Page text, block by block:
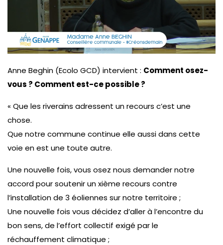
Anne Beghin (Ecolo GCD) intervient : Comment osez-
vous ? Comment est-ce possible ?
« Que les riverains adressent un recours c’est une
chose.
Que notre commune continue elle aussi dans cette
voie en est une toute autre.
Une nouvelle fois, vous osez nous demander notre
accord pour soutenir un xième recours contre
l’installation de 3 éoliennes sur notre territoire ;
Une nouvelle fois vous décidez d’aller à l’encontre du
bon sens, de l’effort collectif exigé par le
réchauffement climatique ;